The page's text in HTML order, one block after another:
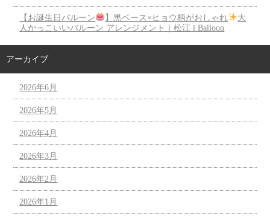
【お誕生日バルーン 】黒ベース×ヒョウ柄がおしゃれ
大
人かっこいいバルーン アレンジメント｜松江 i Balloon
アーカイブ
2026年6月
2026年5月
2026年4月
2026年3月
2026年2月
2026年1月